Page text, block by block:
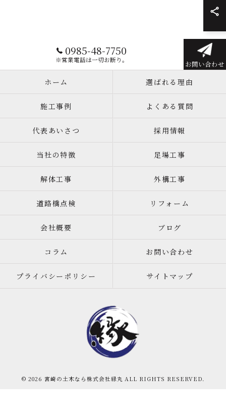
0985-48-7750
※営業電話は一切お断り。 お問い合わせ
ホーム 選ばれる理由
施工事例 よくある質問
代表あいさつ 採用情報
当社の特徴 足場工事
解体工事 外構工事
道路橋点検 リフォーム
会社概要 ブログ
コラム お問い合わせ
プライバシーポリシー サイトマップ
© 2026 宮崎の土木なら株式会社縁丸 ALL RIGHTS RESERVED.